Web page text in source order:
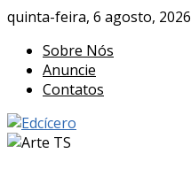
quinta-feira, 6 agosto, 2026
Sobre Nós
Anuncie
Contatos